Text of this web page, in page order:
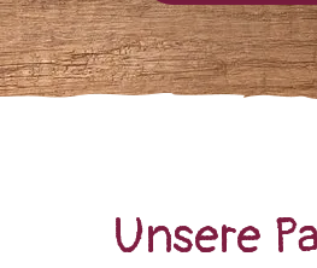
Unsere